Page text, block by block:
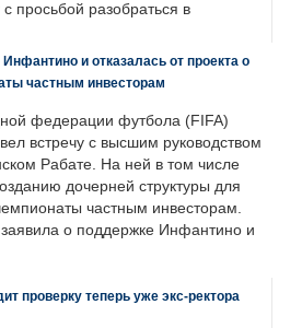
просьбой разобраться в
и отказалась от проекта о
частным инвесторам
федерации футбола (FIFA)
встречу с высшим руководством
Рабате. На ней в том числе
дочерней структуры для
частным инвесторам.
заявила о поддержке Инфантино и
проверку теперь уже экс-ректора